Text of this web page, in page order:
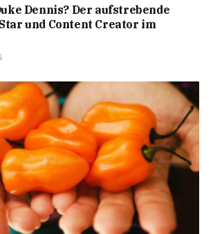
Dennis? Der aufstrebende
und Content Creator im